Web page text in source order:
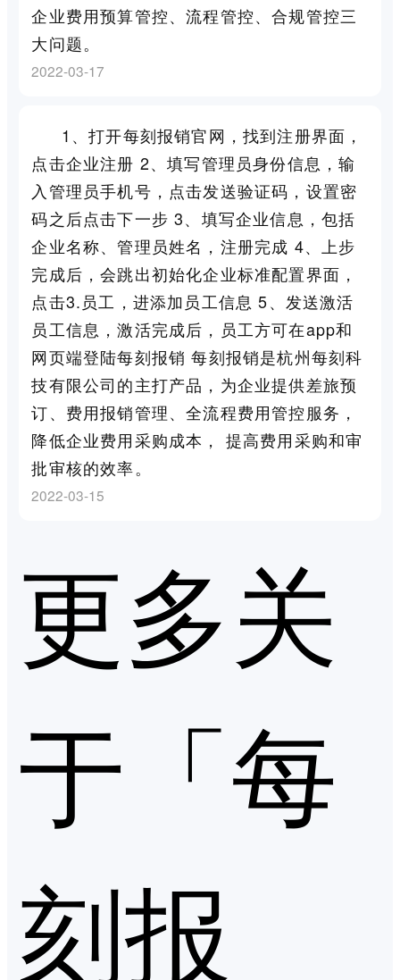
企业费用预算管控、流程管控、合规管控三
大问题。
2022-03-17
1、打开每刻报销官网，找到注册界面，
点击企业注册 2、填写管理员身份信息，输
入管理员手机号，点击发送验证码，设置密
码之后点击下一步 3、填写企业信息，包括
企业名称、管理员姓名，注册完成 4、上步
完成后，会跳出初始化企业标准配置界面，
点击3.员工，进添加员工信息 5、发送激活
员工信息，激活完成后，员工方可在app和
网页端登陆每刻报销 每刻报销是杭州每刻科
技有限公司的主打产品，为企业提供差旅预
订、费用报销管理、全流程费用管控服务，
降低企业费用采购成本， 提高费用采购和审
批审核的效率。
2022-03-15
更多关
于「每
刻报